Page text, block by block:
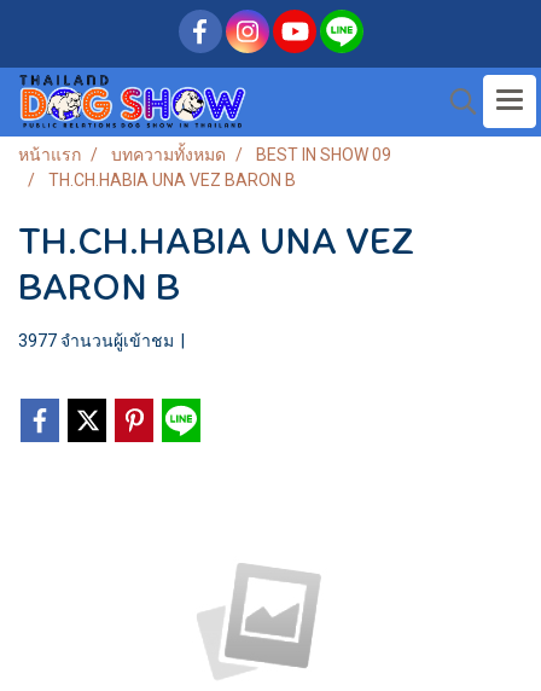
หน้าแรก บทความทั้งหมด
BEST IN SHOW 09
TH.CH.HABIA UNA VEZ BARON B
TH.CH.HABIA UNA VEZ
BARON B
3977 จำนวนผู้เข้าชม